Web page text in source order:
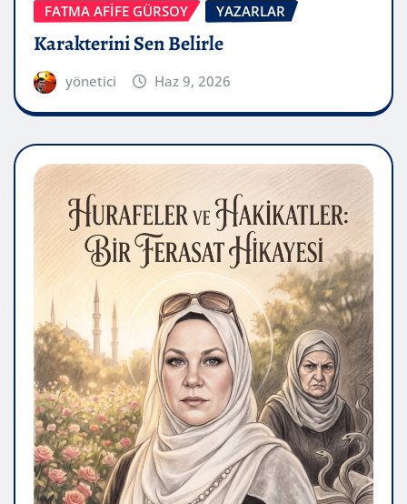
FATMA AFİFE GÜRSOY YAZARLAR
Karakterini Sen Belirle
yönetici Haz 9, 2026